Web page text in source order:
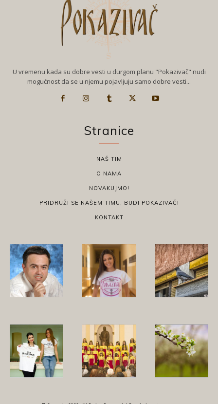
U vremenu kada su dobre vesti u durgom planu "Pokazivač" nudi
mogućnost da se u njemu pojavljuju samo dobre vesti...
Stranice
NAŠ TIM
O NAMA
NOVAKUJMO!
PRIDRUŽI SE NAŠEM TIMU, BUDI POKAZIVAČ!
KONTAKT